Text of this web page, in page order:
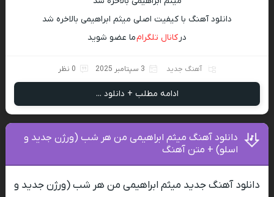
دانلود آهنگ با کیفیت اصلی میثم ابراهیمی بالاخره شد
درکانال تلگرامما عضو شوید
آهنگ جدید 3 سپتامبر 2025 0 نظر
ادامه مطلب + دانلود ...
دانلود آهنگ میثم ابراهیمی من هر شب (ورژن جدید و
اسلو) + متن آهنگ
دانلود آهنگ جدید میثم ابراهیمی من هر شب (ورژن جدید و